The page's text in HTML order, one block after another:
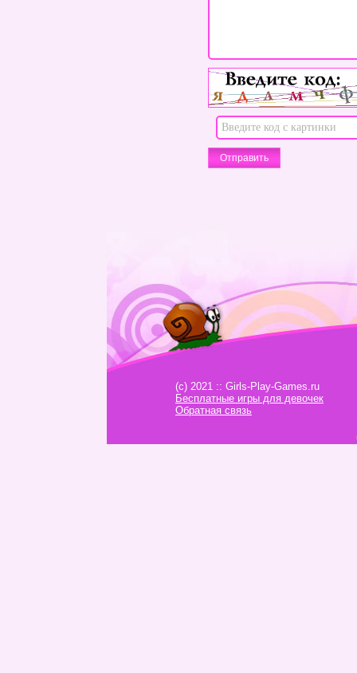
(c) 2021 :: Girls-Play-Games.ru
Бесплатные игры для девочек
Обратная связь